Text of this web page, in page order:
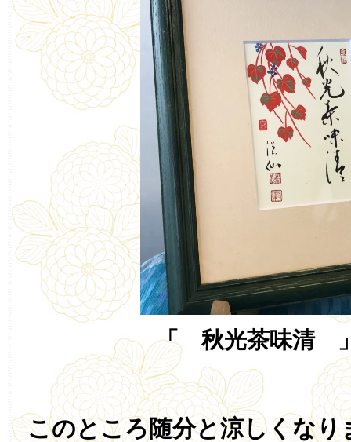
「 秋光茶味清
このところ随分と涼しくなり